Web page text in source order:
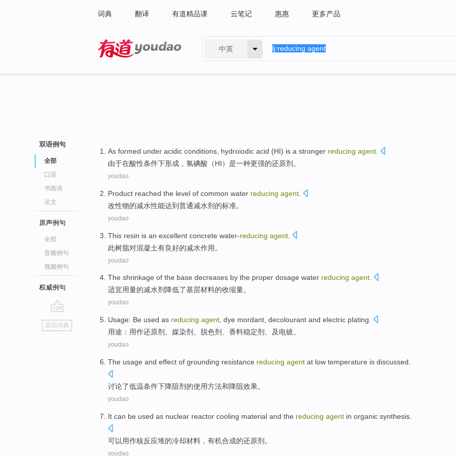
词典 翻译 有道精品课 云笔记 惠惠 更多产品
中英
双语例句
全部
口语
书面语
论文
原声例句
全部
音频例句
视频例句
权威例句
go
top
返回词典
As formed under acidic conditions hydroiodic acid (HI) is a stronger reducing agent
由于在酸性条件下形成 ，氢碘酸 （HI） 是一种更强的还原剂 。
youdao
Product reached the level of common water reducing agent
改性物的减水性能达到普通减水剂 的标准。
youdao
This resin is an excellent concrete water-reducing agent
此树脂对混凝土有良好的减水作用。
youdao
The shrinkage of the base decreases by the proper dosage water reducing agent.
适宜用量的减水剂 降低了基层材料的收缩量。
youdao
Usage: Be used as reducing agent , dye mordant , decolourant and electric plating
用途 ： 用作还原剂 媒染剂 、脱色剂、香料稳定剂、 及电镀。
youdao
The usage and effect of grounding resistance reducing agent at low temperature is discussed
讨论了低温条件下降阻剂 的使用方法和降阻效果。
youdao
It can be used as nuclear reactor cooling material and the reducing agent in organic synthesis
可以 用作核反应堆的冷却材料 ， 有机合成的还原剂 。
youdao